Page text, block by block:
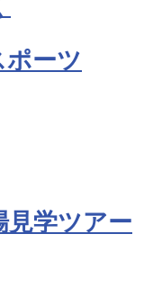
ーツ
見学ツアー